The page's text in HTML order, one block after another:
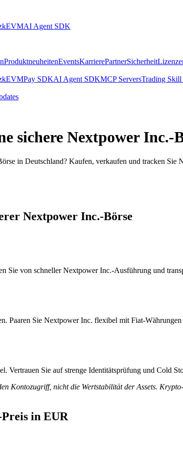
AI Agent SDK
ProduktneuheitenEventsKarrierePartnerSicherheit
Pay SDKAI Agent SDKMCP ServersTrading Skill
sichere Nextpower Inc.-
in Deutschland? Kaufen, verkaufen und tracken
Nextpower Inc.-Börse
Sie von schneller Nextpower Inc.-Ausführung und
Paaren Sie Nextpower Inc. flexibel mit Fiat-
Vertrauen Sie auf strenge Identitätsprüfung und Cold
Kontozugriff, nicht die Wertstabilität der Assets.
in EUR